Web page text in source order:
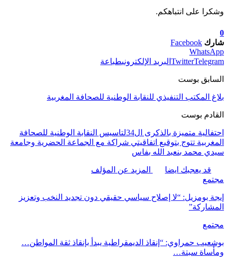
وشكرا على انتباهكم.
0
شارك Facebook
WhatsApp
TwitterTelegram البريد الإلكترونيطباعة
السابق بوست
بلاغ المكتب التنفيذي للنقابة الوطنية للصحافة المغربية
القادم بوست
احتفالية متميزة بالذكرى ال34لتاسيس النقابة الوطنية للصحافة
المغربية تتوج بتوقيع اتفاقيتي شراكة مع الجماعة الحضرية وجامعة
سيدي محمد بنعبد الله بفاس
قد يعجبك ايضا
المزيد عن المؤلف
مجتمع
إيجة بومزيل: “لا إصلاح سياسي حقيقي دون تجديد النخب وتعزيز
المشاركة”
مجتمع
بوشعيب حمراوي: “إنقاذ الديمقراطية يبدأ بإنقاذ ثقة المواطن…
ومأساة سبتة…